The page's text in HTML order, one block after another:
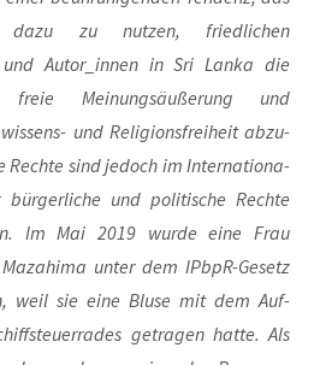
dazu zu nut­zen, fried­li­chen
und Autor_innen in Sri Lan­ka die
Mei­nungs­äu­ße­rung und
und Reli­gi­ons­frei­heit abzu­
Rech­te sind jedoch im Inter­na­tio­na­
und poli­ti­sche Rech­te
Im Mai 2019 wur­de eine Frau
unter dem IPb­pR-Gesetz
weil sie eine Blu­se mit dem Auf­
getra­gen hat­te. Als